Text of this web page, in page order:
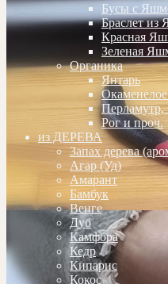
Бусы с
Браслет
Красная
Зеленая
Органика
Янтарь
Перламутр,
Рог и проч.
из ДЕРЕВА
Запах дерева
Агар (Уд)
Амарант
Бамбук
Венге
Дуб
Камфора
Кедр
Кипарис
Кокос